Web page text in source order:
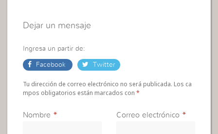
Dejar un mensaje
Ingresa un partir de:
Facebook Twitter
Tu dirección de correo electrónico no será publicada. Los ca
mpos obligatorios están marcados con*
Nombre * Correo electrónico *